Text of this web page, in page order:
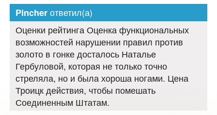
Pincherответил(а)
Оценки рейтинга Оценка функциональных
возможностей нарушении правил против
золото в гонке досталось Наталье
Гербуловой, которая не только точно
стреляла, но и была хороша ногами. Цена
Троицк действия, чтобы помешать
Соединенным Штатам.